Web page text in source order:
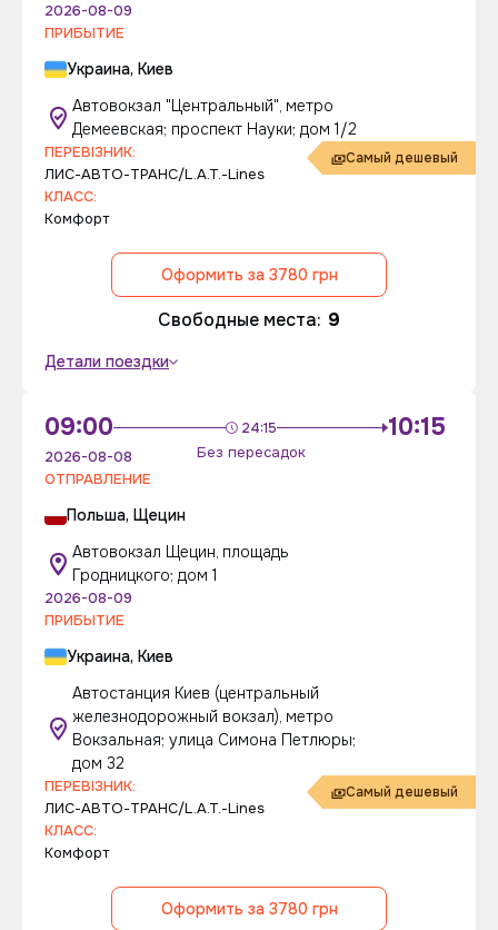
2026-08-09
ПРИБЫТИЕ
Украина, Киев
Автовокзал "Центральный", метро
Демеевская; проспект Науки; дом 1/2
Самый дешевый
ПЕРЕВІЗНИК:
ЛИС-АВТО-ТРАНС/L.A.T.-Lines
КЛАСС:
Комфорт
Оформить за 3780 грн
Свободные места: 9
Детали поездки
09:00 24:15
Без пересадок
10:15
2026-08-08
ОТПРАВЛЕНИЕ
Польша, Щецин
Автовокзал Щецин, площадь
Гродницкого; дом 1
2026-08-09
ПРИБЫТИЕ
Украина, Киев
Автостанция Киев (центральный
железнодорожный вокзал), метро
Вокзальная; улица Симона Петлюры;
дом 32
Самый дешевый
ПЕРЕВІЗНИК:
ЛИС-АВТО-ТРАНС/L.A.T.-Lines
КЛАСС:
Комфорт
Оформить за 3780 грн